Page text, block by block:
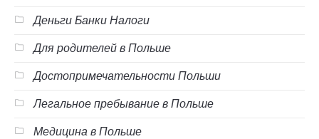
Деньги Банки Налоги
Для родителей в Польше
Достопримечательности Польши
Легальное пребывание в Польше
Медицина в Польше